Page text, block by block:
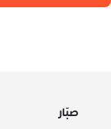
صبّار